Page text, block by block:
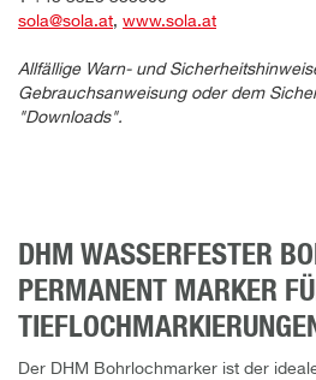
sola@sola.at, www.sola.at
Allfällige Warn- und
Gebrauchsanweisung oder dem
"Downloads".
DHM WASSERFESTER
PERMANENT MARKER
Der DHM Bohrlochmarker ist der